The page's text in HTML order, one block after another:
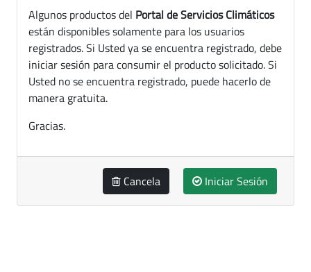
Algunos productos del Portal de Servicios Climáticos
están disponibles solamente para los usuarios
registrados. Si Usted ya se encuentra registrado, debe
iniciar sesión para consumir el producto solicitado. Si
Usted no se encuentra registrado, puede hacerlo de
manera gratuita.
Gracias.
Cancela Iniciar Sesión